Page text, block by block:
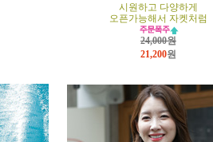
시원하고 다양하게
오픈가능해서 자켓처럼
24,000원
21,200원